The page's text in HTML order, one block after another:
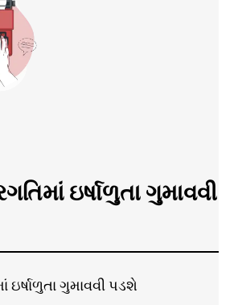
ઇર્ષાળુતા ગુમાવવી
ઇર્ષાળુતા ગુમાવવી પડશે